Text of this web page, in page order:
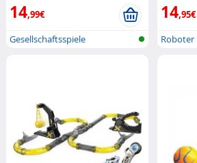
14,99€
Gesellschaftsspiele
14,95€
Roboter